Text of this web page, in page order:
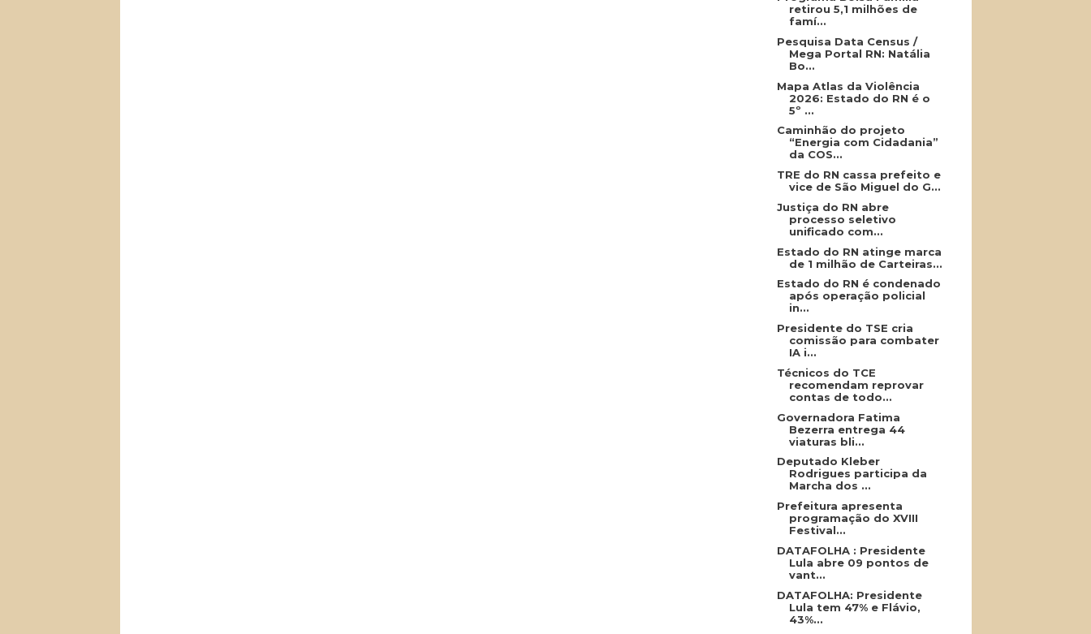
retirou 5,1 milhões de
famí...
Pesquisa Data Census /
Mega Portal RN: Natália
Bo...
Mapa Atlas da Violência
2026: Estado do RN é o
5º ...
Caminhão do projeto
“Energia com Cidadania”
da COS...
TRE do RN cassa prefeito e
vice de São Miguel do G...
Justiça do RN abre
processo seletivo
unificado com...
Estado do RN atinge marca
de 1 milhão de Carteiras...
Estado do RN é condenado
após operação policial
in...
Presidente do TSE cria
comissão para combater
IA i...
Técnicos do TCE
recomendam reprovar
contas de todo...
Governadora Fatima
Bezerra entrega 44
viaturas bli...
Deputado Kleber
Rodrigues participa da
Marcha dos ...
Prefeitura apresenta
programação do XVIII
Festival...
DATAFOLHA : Presidente
Lula abre 09 pontos de
vant...
DATAFOLHA: Presidente
Lula tem 47% e Flávio,
43%...